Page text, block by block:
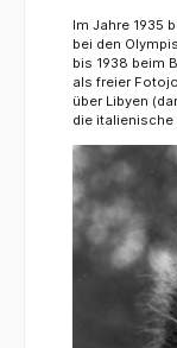
Im Jahre 1935
bei den
bis 1938 beim
als freier
über Libyen
die italienische